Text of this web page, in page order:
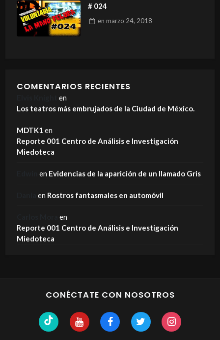
# 024
en marzo 24, 2018
COMENTARIOS RECIENTES
en
Los teatros más embrujados de la Ciudad de México.
MDTK1 en
Reporte 001 Centro de Análisis e Investigación
Miedoteca
en Evidencias de la aparición de un llamado Gris
en Rostros fantasmales en automóvil
en
Reporte 001 Centro de Análisis e Investigación
Miedoteca
CONÉCTATE CON NOSOTROS